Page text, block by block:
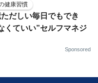
健康習慣
だしい毎日でもでき
くていい”セルフマネジ
Sponsored